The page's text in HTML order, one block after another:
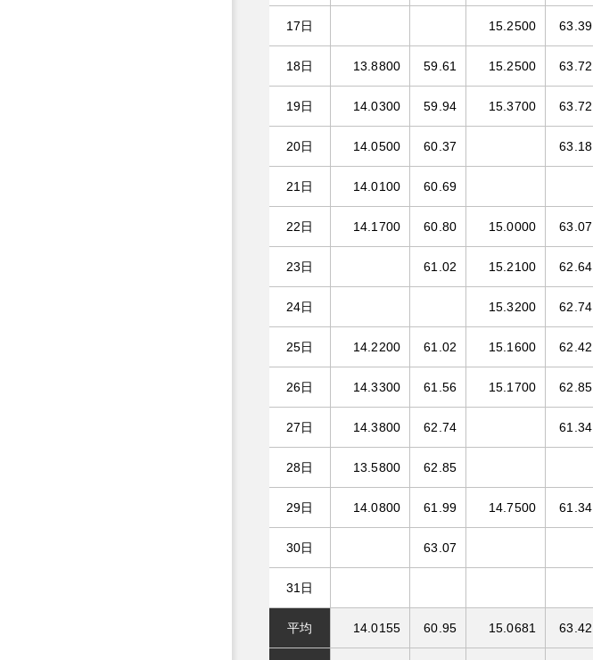
17日 15.2500 63.39
18日 13.8800 59.61 15.2500 63.72
19日 14.0300 59.94 15.3700 63.72
20日 14.0500 60.37 63.18
21日 14.0100 60.69
22日 14.1700 60.80 15.0000 63.07
23日 61.02 15.2100 62.64
24日 15.3200 62.74
25日 14.2200 61.02 15.1600 62.42
26日 14.3300 61.56 15.1700 62.85
27日 14.3800 62.74 61.34
28日 13.5800 62.85
29日 14.0800 61.99 14.7500 61.34
30日 63.07
31日
平均 14.0155 60.95 15.0681 63.42